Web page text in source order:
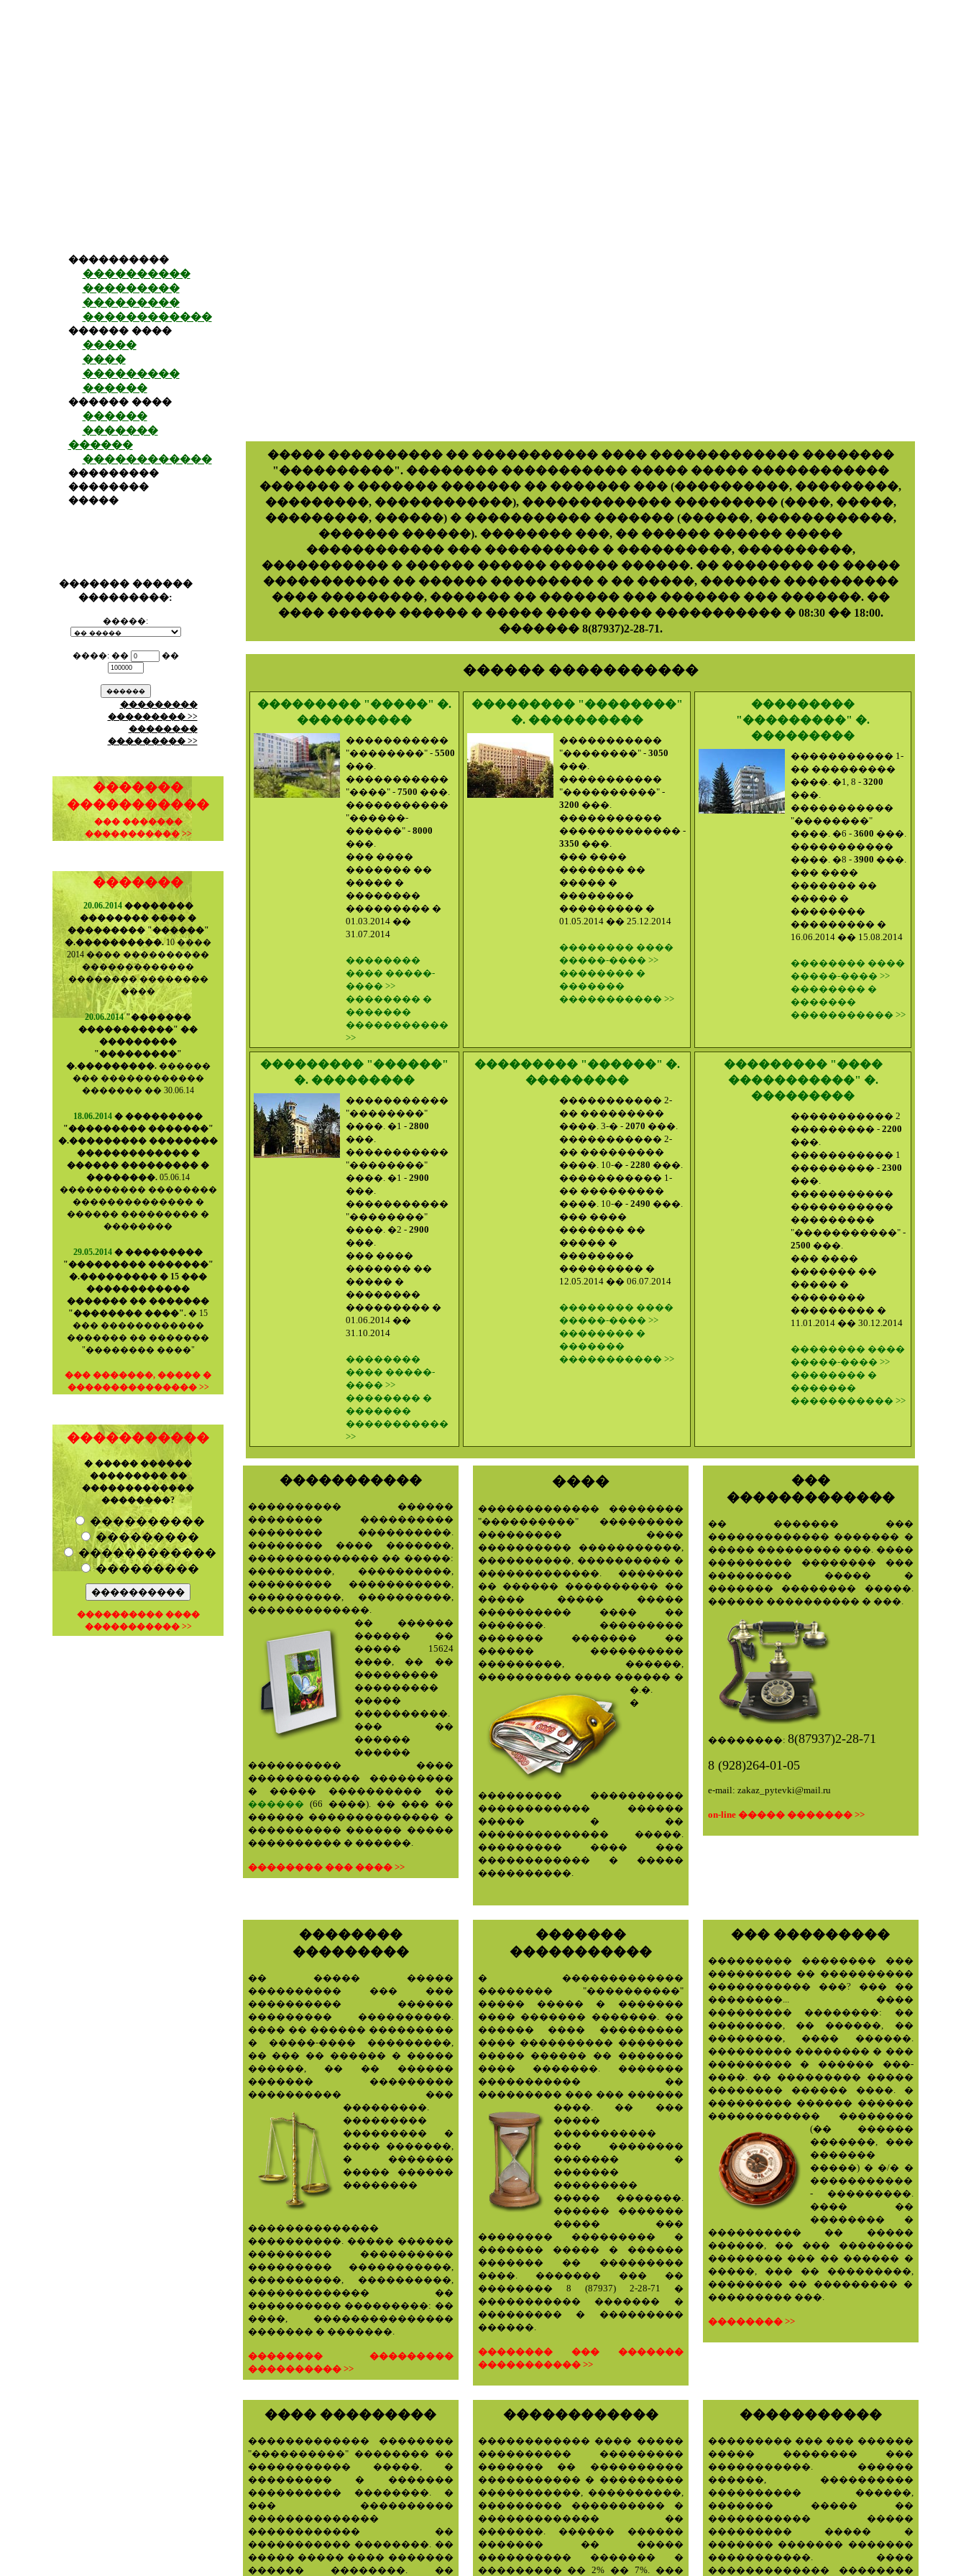
����������
����������
���������
���������
������������
������ ����
�����
����
���������
������
������ ����
������
�������
������
������������
���������
��������
�����
������� ������
���������:
�����:
����: �� ��
���������
��������� >>
��������
��������� >>
�������
�����������
��� �������
����������� >>
�������
20.06.2014 ��������
�������� ���� �
��������� "������"
�.����������.10 ����
2014 ���� ����������
�������������
�������� ��������
����
20.06.2014 "�������
�����������" ��
���������
"���������"
�.���������.������
��� ������������
������� �� 30.06.14
18.06.2014 � ���������
"��������� �������"
�.��������� ��������
������������� �
������ ��������� �
��������. 05.06.14
���������� ��������
�������������� �
������ ��������� �
��������
29.05.2014 � ���������
"��������� �������"
�.��������� � 15 ���
������������
������� �� �������
"�������� ����". � 15
��� ������������
������� �� �������
"�������� ����"
��� �������, ����� �
��������������� >>
�����������
� ����� ������
��������� ��
�������������
��������?
����������
���������
������������
���������
���������� ����
����������� >>
����� ���������� �� ����������� ���� ������������� ��������
"����������". �������� ����������� ����� ����� ������������
������� � ������� ������� �� ������� ��� (����������, ���������,
���������, ������������), ������������� ��������� (����, �����,
���������, ������) � ����������� ������� (������, ������������,
������� ������). �������� ���, �� ������ ������ �����
������������ ��� ���������� � ����������, ����������,
����������� � ������ ������ ������ ������. �� �������� �� �����
����������� �� ������ ��������� � �� �����, ������� ����������
���� ���������, ������� �� ������� ��� ������� ��� �������. ��
���� ������ ������ � ����� ���� ����� ����������� � 08:30 �� 18:00.
������� 8(87937)2-28-71.
������ �����������
��������� "�����" �.
����������
�����������
"��������" - 5500
���.
�����������
"����" - 7500 ���.
�����������
"������-
������" - 8000
���.
��� ����
������� ��
����� �
��������
��������� �
01.03.2014 ��
31.07.2014
��������
���� �����-
���� >>
�������� �
�������
�����������
>>
��������� "��������"
�. ����������
�����������
"��������" - 3050
���.
�����������
"����������" -
3200 ���.
�����������
������������� -
3350 ���.
��� ����
������� ��
����� �
��������
��������� �
01.05.2014 �� 25.12.2014
�������� ����
�����-���� >>
�������� �
�������
����������� >>
���������
"���������" �.
���������
����������� 1-
�� ���������
����. �1, 8 - 3200
���.
�����������
"��������"
����. �6 - 3600 ���.
�����������
����. �8 - 3900 ���.
��� ����
������� ��
����� �
��������
��������� �
16.06.2014 �� 15.08.2014
�������� ����
�����-���� >>
�������� �
�������
����������� >>
��������� "������"
�. ���������
�����������
"��������"
����. �1 - 2800
���.
�����������
"��������"
����. �1 - 2900
���.
�����������
"��������"
����. �2 - 2900
���.
��� ����
������� ��
����� �
��������
��������� �
01.06.2014 ��
31.10.2014
��������
���� �����-
���� >>
�������� �
�������
�����������
>>
��������� "������" �.
���������
����������� 2-
�� ���������
����. 3-� - 2070 ���.
����������� 2-
�� ���������
����. 10-� - 2280 ���.
����������� 1-
�� ���������
����. 10-� - 2490 ���.
��� ����
������� ��
����� �
��������
��������� �
12.05.2014 �� 06.07.2014
�������� ����
�����-���� >>
�������� �
�������
����������� >>
��������� "����
�����������" �.
���������
����������� 2
��������� - 2200
���.
����������� 1
��������� - 2300
���.
�����������
�����������
���������
"�����������" -
2500 ���.
��� ����
������� ��
����� �
��������
��������� �
11.01.2014 �� 30.12.2014
�������� ����
�����-���� >>
�������� �
�������
����������� >>
�����������
���������� ������
�������� ����������
�������� ����������.
�������� ���� �������,
�������������� �� �����:
���������, ����������,
��������� �����������,
����������, ����������,
�������������.
�� ������
������ ��
����� 15624
����, �� ��
���������
���������
�����
����������.
��� ��
������
������
���������� ����
������������ ���������
� ����� ���������� ��
������(66 ����). �� ��� ��
������ �������������� �
���������� ������ �����
���������� � ������.
�������� ��� ���� >>
����
������������� ��������
"����������" ���������
��������� ����
���������� �����������,
����������, ���������� �
�������������. �������
�� ������ ���������� ��
����� ����� �����
���������� ���� ��
�������. ���������
������� ������� ��
������ ����������
���������, ������,
���������� ���� ������ �
�.�.
�
��������� ����������
������������ ������
����� � ��
�������������� �����.
��������� ���� ���
������������ � �����
����������.
���
�������������
�� ������� ���
������������� ������� �
����� ��������� ���. ����
��������� �������� ���
��������� ����� �
������� �������� �����.
������ ���������� � ���.
��������: 8(87937)2-28-71
8 (928)264-01-05
e-mail: zakaz_pytevki@mail.ru
on-line ����� ������� >>
��������
���������
�� ����� �����
���������� ��� ���
���������� ������
��������� ����������.
���� �� ������ ���������
� �����-���� ���������,
�� ��� �� ������ � �����
������, �� �� ������
������� ���������
���������� ���
���������.
���������
��������� �
���� �������,
� �������
����� ������
��������
��������������
����������. ����� ������
��������� ����������
��������� �����������,
����������, ����������,
������������� ��
���������� ���������: ��
����, ���������������
������� � �������.
�������� ���������
���������� >>
�������
�����������
� �������������
�������� "����������"
����� ����� � �������
���� ������� �������. ��
������ ���� ���������
���� ���������� �������
����� ������ �� �������
���� �������. �������
����������� ��
��������� ��� ��� ������
����. �� ���
�����
�����������
��� ��������
������� �
�������
���������
����� �������.
������ �������
����� ���
�������� ��������� �
������� ����� � ������
������� �� ���������
����. ������� ��� ��
�������� 8 (87937) 2-28-71 �
����������� ������� �
��������� � ���������
������.
�������� ��� �������
����������� >>
��� ���������
��������� �������� ���
��������� �� ����������
����������� ���? ��� ��
��������... ����
��������� ��������: ��
��������, �� ������, ��
��������, ���� ������.
��������� �������� � ���
��������� � ������ ���-
����. �� ��������� �����
�������� ������ ����. �
��������� ������ ������
������������ ��������
(�� ������
�������, ���
�������
�����) � �/� �
�����������
- ���������.
���� ��
�������� �
���������� �� �����
������, �� ��� ��������
�������� ��� �� ������ �
�����, ��� �� ���������,
�������� �� ��������� �
��������� ���.
�������� >>
���� ���������
������������� ��������
"����������" �������� ��
����������� �����, �
��������� � �������
���������� ��������. �
��� ����������
��������������
������������ ��
����������� ��������. ��
����� ����� ���� �������
������ ��������. ��
������������
������������ ���� �����
���������� ���������
������� �� ����������
����������� � ���������
�����������, ����������,
��������� ���������� �
������������� ��
�������. ������ ������
������� �� �����
���������� ������� �
��������� �� 2% �� 7%. ���
�����������
��������� ��� ��� ������
����� �������� ���
�����������. ������
������, ����������
���������� ������,
������� ����� ��
����������� �����
��������� ����� �
������� ������� �������
�����������. ����
������������� ��������